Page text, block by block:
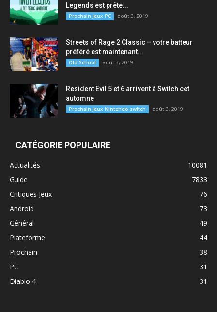
Legends est prête...
Prochain Jeux PC août 3, 2019
Streets of Rage 2 Classic – votre batteur
préféré est maintenant...
Old School août 3, 2019
Resident Evil 5 et 6 arrivent à Switch cet
automne
Prochain Jeux Nintendo switch août 3, 2019
CATÉGORIE POPULAIRE
Actualités
10081
Guide
7833
Critiques Jeux
76
Android
73
Général
49
Plateforme
44
Prochain
38
PC
31
Diablo 4
31